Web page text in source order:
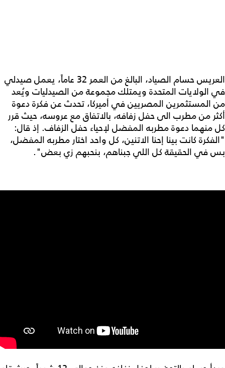
العريس حسام الصياد، البالغ من العمر 32 عاماً، يعمل صيدلي
في الولايات المتحدة ويمتلك مجموعة من الصيدليات ويُعد
من المستثمرين المصريين في أميركا، تحدث عن فكرة دعوة
أكثر من مطرب الى حفل زفافه، بالاتفاق مع عروسه، حيث قرر
كل منهما دعوة مطربه المفضل لإحياء حفل الزفاف. إذ قال:
"الفكرة كانت بينا إحنا الاتنين، كل واحد اختار مطربه المفضل،
بس في الحقيقة كل اللي جبناهم، بنحبهم زي بعض".